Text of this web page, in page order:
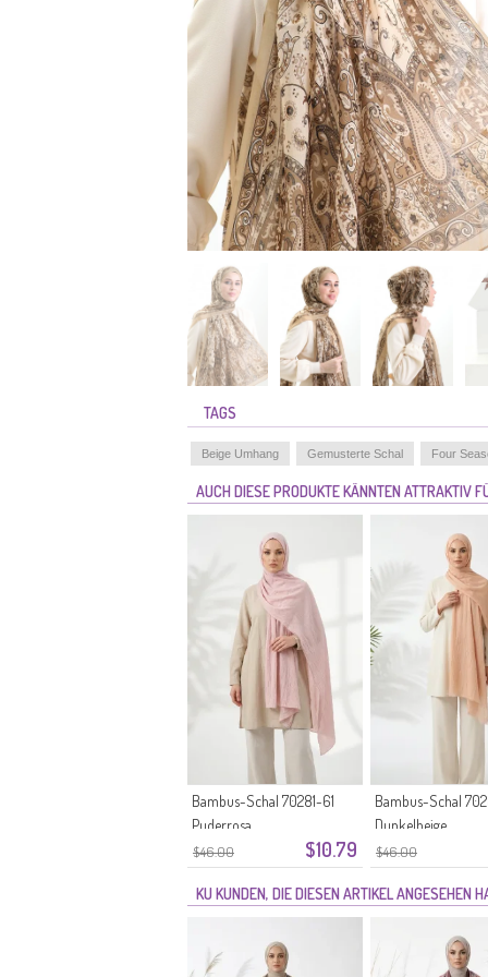
TAGS
Beige Umhang Gemusterte Schal Four
AUCH DIESE PRODUKTE KÄNNTEN ATTRAKTIV
$46.00 $10.79
Bambus-Schal 70281-61
Puderrosa
$46.00
Bambus-Schal
Dunkelbeige
KU KUNDEN, DIE DIESEN ARTIKEL ANGESEHEN